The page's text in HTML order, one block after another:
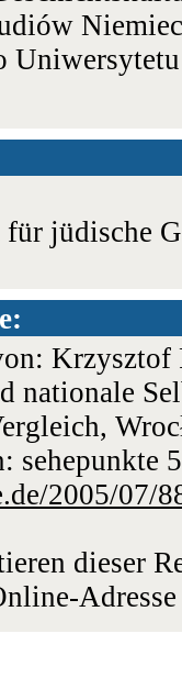
jüdische
nationale
2005/07/
dieser
Adresse